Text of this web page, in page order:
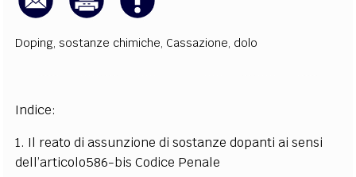
Doping,sostanze chimiche, Cassazione, dolo
Indice:
1. Il reato di assunzione di sostanze dopanti ai sensi
dell’articolo586-bis Codice Penale